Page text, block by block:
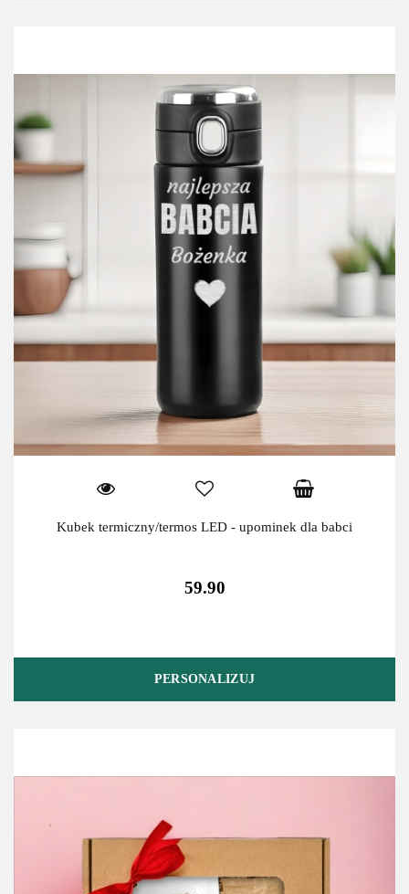
Kubek termiczny/termos LED - upominek dla babci
59.90
PERSONALIZUJ